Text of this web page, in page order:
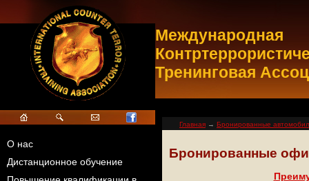
Международная
Тренинговая
О нас
Дистанционное обучение
Главная → Бронированные
Бронированные